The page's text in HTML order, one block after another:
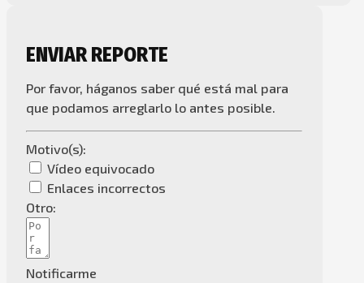
ENVIAR REPORTE
Por favor, háganos saber qué está mal para
que podamos arreglarlo lo antes posible.
Motivo(s):
Vídeo equivocado
Enlaces incorrectos
Otro:
Notificarme